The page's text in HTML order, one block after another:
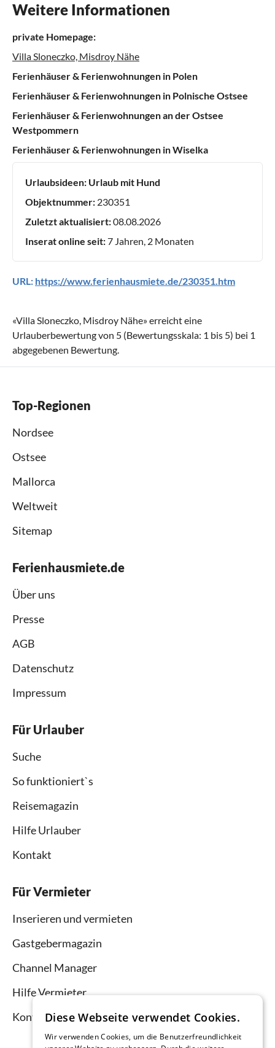
Weitere Informationen
private Homepage:
Villa Sloneczko, Misdroy Nähe
Ferienhäuser & Ferienwohnungen in Polen
Ferienhäuser & Ferienwohnungen in Polnische Ostsee
Ferienhäuser & Ferienwohnungen an der Ostsee
Westpommern
Ferienhäuser & Ferienwohnungen in Wiselka
Urlaubsideen: Urlaub mit Hund
Objektnummer: 230351
Zuletzt aktualisiert:08.08.2026
Inserat online seit:7 Jahren, 2 Monaten
URL: https://www.ferienhausmiete.de/230351.htm
«Villa Sloneczko, Misdroy Nähe» erreicht eine
Urlauberbewertung von 5 (Bewertungsskala: 1 bis 5) bei 1
abgegebenen Bewertung.
Top-Regionen
Nordsee
Ostsee
Mallorca
Weltweit
Sitemap
Ferienhausmiete.de
Über uns
Presse
AGB
Datenschutz
Impressum
Für Urlauber
Suche
So funktioniert`s
Reisemagazin
Hilfe Urlauber
Kontakt
Für Vermieter
Inserieren und vermieten
Gastgebermagazin
Channel Manager
Hilfe Vermieter
KontaktDiese Webseite verwendet Cookies.
Wir verwenden Cookies, um die Benutzerfreundlichkeit